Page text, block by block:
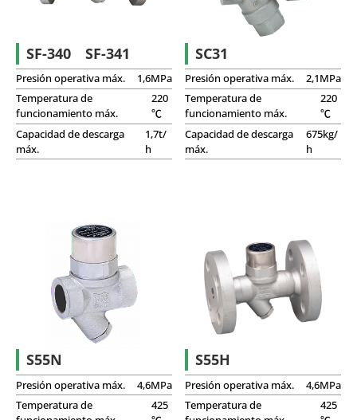
SF-340 SF-341
Presión operativa máx.
1,6MPa
Temperatura de
funcionamiento máx.
220
℃
Capacidad de descarga
máx.
1,7t/
h
SC31
Presión operativa máx.
2,1MPa
Temperatura de
funcionamiento máx.
220
℃
Capacidad de descarga
máx.
675kg/
h
S55N
Presión operativa máx.
4,6MPa
Temperatura de
425
S55H
Presión operativa máx.
4,6MPa
Temperatura de
425